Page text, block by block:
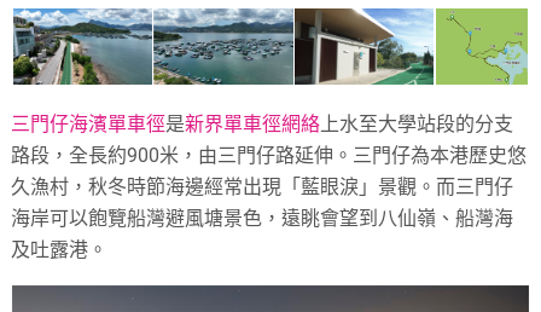
三門仔海濱單車徑是新界單車徑網絡 上水至大學站段的分支
路段，全長約900米，由三門仔路延伸。三門仔為本港歷史悠
久漁村，秋冬時節海邊經常出現「藍眼淚」景觀。而三門仔
海岸可以飽覽船灣避風塘景色，遠眺會望到八仙嶺、船灣海
及吐露港。